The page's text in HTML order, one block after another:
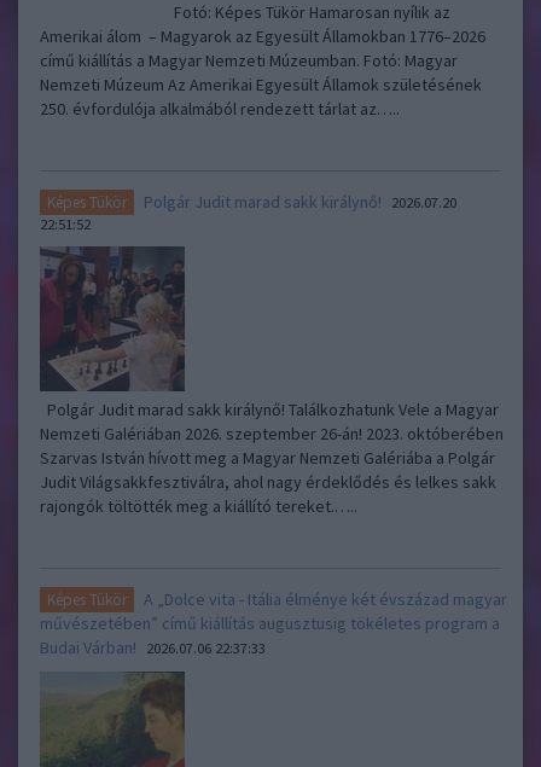
Fotó: Képes Tükör Hamarosan nyílik az
Amerikai álom – Magyarok az Egyesült Államokban 1776–2026
című kiállítás a Magyar Nemzeti Múzeumban. Fotó: Magyar
Nemzeti Múzeum Az Amerikai Egyesült Államok születésének
250. évfordulója alkalmából rendezett tárlat az…..
Képes Tükör Polgár Judit marad sakk királynő!
2026.07.20
22:51:52
Polgár Judit marad sakk királynő! Találkozhatunk Vele a Magyar
Nemzeti Galériában 2026. szeptember 26-án! 2023. októberében
Szarvas István hívott meg a Magyar Nemzeti Galériába a Polgár
Judit Világsakkfesztiválra, ahol nagy érdeklődés és lelkes sakk
rajongók töltötték meg a kiállító tereket.…..
Képes Tükör
A „Dolce vita - Itália élménye két évszázad magyar
művészetében” című kiállítás augusztusig tökéletes program a
Budai Várban!
2026.07.06 22:37:33